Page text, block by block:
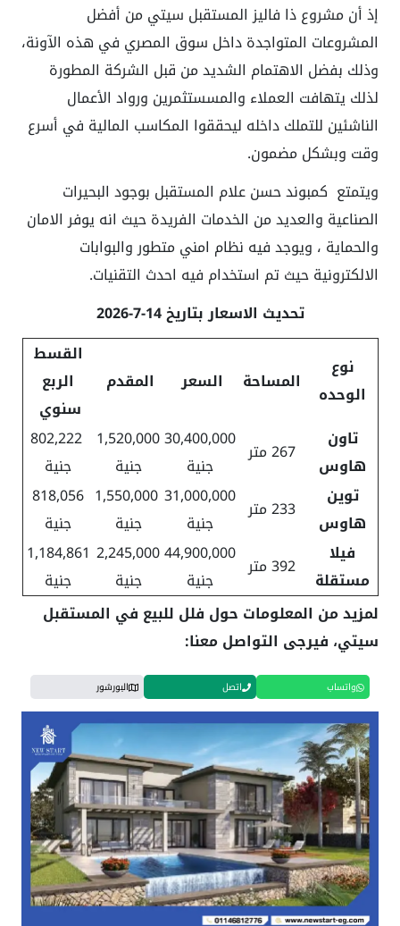
إذ أن مشروع ذا فاليز المستقبل سيتي من أفضل
المشروعات المتواجدة داخل سوق المصري في هذه الآونة،
وذلك بفضل الاهتمام الشديد من قبل الشركة المطورة
لذلك يتهافت العملاء والمسستثمرين ورواد الأعمال
الناشئين للتملك داخله ليحققوا المكاسب المالية في أسرع
وقت وبشكل مضمون.
ويتمتع كمبوند حسن علام المستقبل بوجود البحيرات
الصناعية والعديد من الخدمات الفريدة حيث انه يوفر الامان
والحماية ، ويوجد فيه نظام امني متطور والبوابات
الالكترونية حيث تم استخدام فيه احدث التقنيات.
تحديث الاسعار بتاريخ 14-7-2026
نوع
الوحده
المساحة السعر المقدم
القسط
الربع
سنوي
تاون
هاوس
267 متر
30,400,000
جنية
1,520,000
جنية
802,222
جنية
توين
هاوس
233 متر
31,000,000
جنية
1,550,000
جنية
818,056
جنية
فيلا
مستقلة
392 متر
44,900,000
جنية
2,245,000
جنية
1,184,861
جنية
لمزيد من المعلومات حول فلل للبيع في المستقبل
سيتي، فيرجى التواصل معنا:
واتساب اتصل البورشور